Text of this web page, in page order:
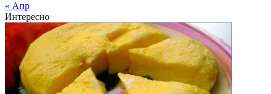
« Апр
Интересно